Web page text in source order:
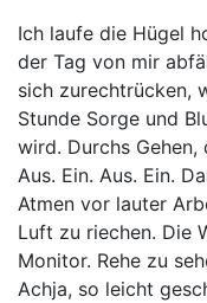
Ich laufe die Hügel
der Tag von mir
sich zurechtrücken,
Stunde Sorge und
wird. Durchs Gehen,
Aus. Ein. Aus. Ein.
Atmen vor lauter
Luft zu riechen. Die
Monitor. Rehe zu
Achja, so leicht